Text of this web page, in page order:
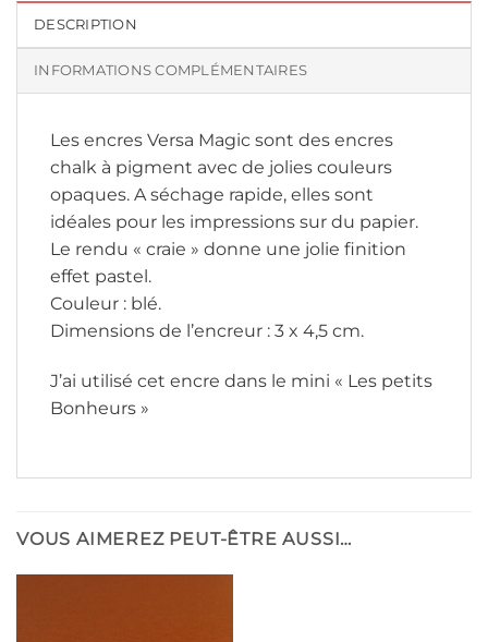
DESCRIPTION
INFORMATIONS COMPLÉMENTAIRES
Les encres Versa Magic sont des encres
chalk à pigment avec de jolies couleurs
opaques. A séchage rapide, elles sont
idéales pour les impressions sur du papier.
Le rendu « craie » donne une jolie finition
effet pastel.
Couleur : blé.
Dimensions de l’encreur : 3 x 4,5 cm.
J’ai utilisé cet encre dans le mini « Les petits
Bonheurs »
VOUS AIMEREZ PEUT-ÊTRE AUSSI…